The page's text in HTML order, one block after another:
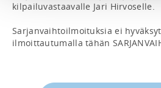
kilpailuvastaavalle Jari Hirvoselle.
Sarjanvaihtoilmoituksia ei
ilmoittautumalla tähän